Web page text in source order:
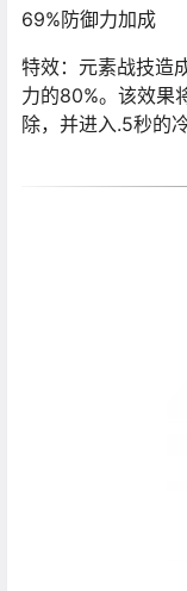
69%防御力加成
特效：元素战技造
力的80%。该效果
除，并进入.5秒的冷